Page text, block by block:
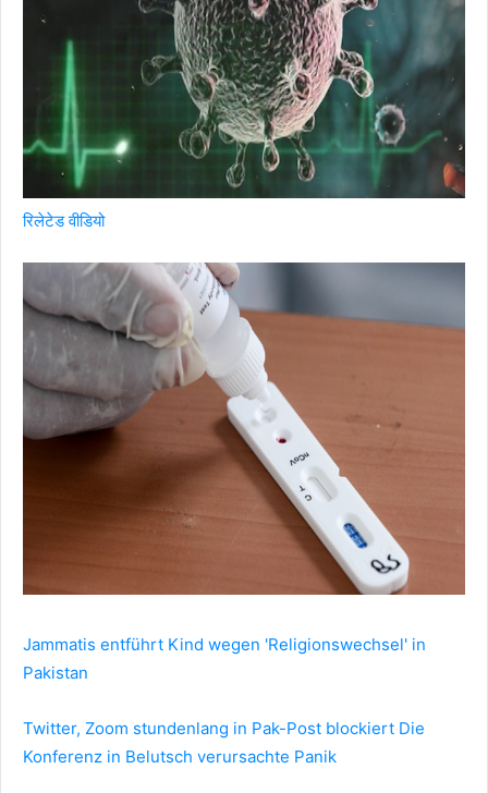
रिलेटेड वीडियो
Jammatis entführt Kind wegen 'Religionswechsel' in
Pakistan
Twitter, Zoom stundenlang in Pak-Post blockiert Die
Konferenz in Belutsch verursachte Panik